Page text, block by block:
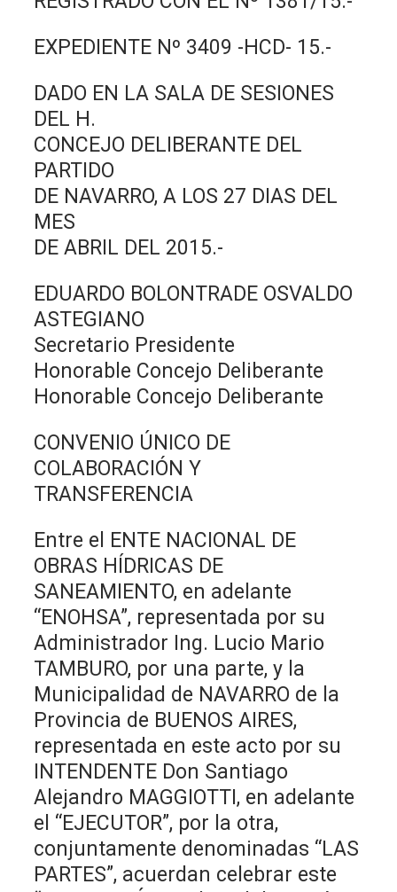
EXPEDIENTE Nº 3409 -HCD- 15.-
DADO EN LA SALA DE SESIONES
DEL H.
CONCEJO DELIBERANTE DEL
PARTIDO
DE NAVARRO, A LOS 27 DIAS DEL
MES
DE ABRIL DEL 2015.-
EDUARDO BOLONTRADE OSVALDO
ASTEGIANO
Secretario Presidente
Honorable Concejo Deliberante
Honorable Concejo Deliberante
CONVENIO ÚNICO DE
COLABORACIÓN Y
TRANSFERENCIA
Entre el ENTE NACIONAL DE
OBRAS HÍDRICAS DE
SANEAMIENTO, en adelante
“ENOHSA”, representada por su
Administrador Ing. Lucio Mario
TAMBURO, por una parte, y la
Municipalidad de NAVARRO de la
Provincia de BUENOS AIRES,
representada en este acto por su
INTENDENTE Don Santiago
Alejandro MAGGIOTTI, en adelante
el “EJECUTOR”, por la otra,
conjuntamente denominadas “LAS
PARTES”, acuerdan celebrar este